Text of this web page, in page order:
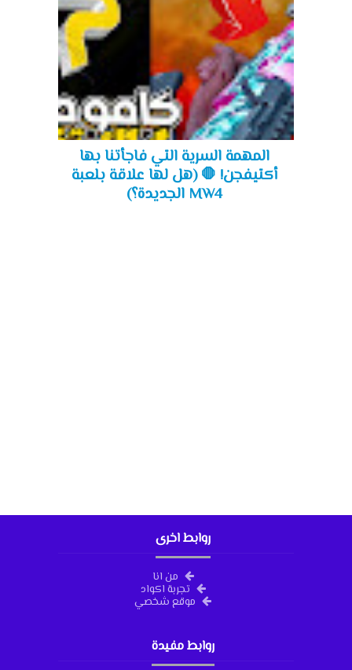
المهمة السرية التي فاجأتنا بها
أكتيفجن! 🛑 (هل لها علاقة بلعبة
MW4 الجديدة؟)
روابط اخرى
من انا
تجربة اكواد
موقع شخصي
روابط مفيدة